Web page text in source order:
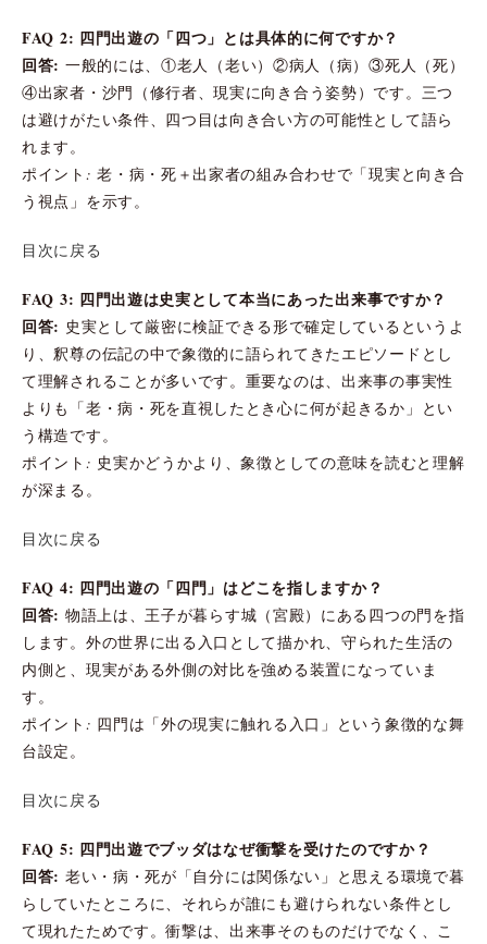
FAQ 2: 四門出遊の「四つ」とは具体的に何ですか？
回答: 一般的には、①老人（老い）②病人（病）③死人（死）
④出家者・沙門（修行者、現実に向き合う姿勢）です。三つ
は避けがたい条件、四つ目は向き合い方の可能性として語ら
れます。
ポイント: 老・病・死＋出家者の組み合わせで「現実と向き合
う視点」を示す。
目次に戻る
FAQ 3: 四門出遊は史実として本当にあった出来事ですか？
回答: 史実として厳密に検証できる形で確定しているというよ
り、釈尊の伝記の中で象徴的に語られてきたエピソードとし
て理解されることが多いです。重要なのは、出来事の事実性
よりも「老・病・死を直視したとき心に何が起きるか」とい
う構造です。
ポイント: 史実かどうかより、象徴としての意味を読むと理解
が深まる。
目次に戻る
FAQ 4: 四門出遊の「四門」はどこを指しますか？
回答: 物語上は、王子が暮らす城（宮殿）にある四つの門を指
します。外の世界に出る入口として描かれ、守られた生活の
内側と、現実がある外側の対比を強める装置になっていま
す。
ポイント: 四門は「外の現実に触れる入口」という象徴的な舞
台設定。
目次に戻る
FAQ 5: 四門出遊でブッダはなぜ衝撃を受けたのですか？
回答: 老い・病・死が「自分には関係ない」と思える環境で暮
らしていたところに、それらが誰にも避けられない条件とし
て現れたためです。衝撃は、出来事そのものだけでなく、こ